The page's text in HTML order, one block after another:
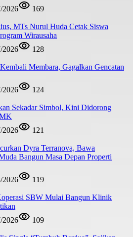
2026
169
MTs Nurul Huda Cetak Siswa
Wirausaha
2026
128
Membara, Gagalkan Gencatan
2026
124
Sekadar Simbol, Kini Didorong
2026
121
Dyra Terranova, Bawa
Bangun Masa Depan Properti
2026
119
SBW Mulai Bangun Klinik
2026
109